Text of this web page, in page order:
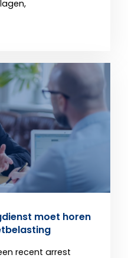
moet horen
recent arrest